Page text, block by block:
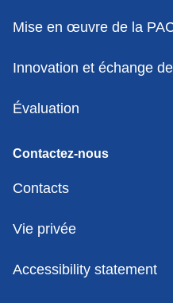
Mise en œuvre de la
Innovation et échange
Évaluation
Contactez-nous
Contacts
Vie privée
Accessibility statement